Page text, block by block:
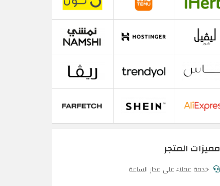
مميزات المتجر
خدمة عملاء على مدار الساعة